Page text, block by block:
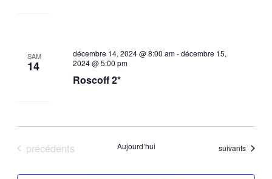
SAM
14
Roscoff 2*
décembre 14, 2024 @ 8:00 am-décembre 15,
2024 @ 5:00 pm
Évènements
précédents Aujourd’hui Évènements
suivants